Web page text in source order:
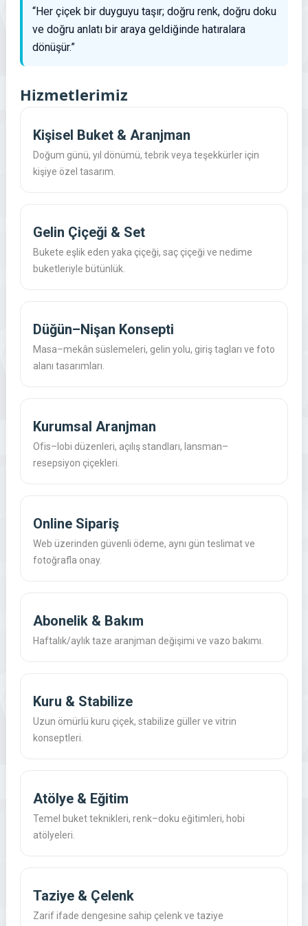
“Her çiçek bir duyguyu taşır; doğru renk, doğru doku
ve doğru anlatı bir araya geldiğinde hatıralara
dönüşür.”
Hizmetlerimiz
Kişisel Buket & Aranjman
Doğum günü, yıl dönümü, tebrik veya teşekkürler için
kişiye özel tasarım.
Gelin Çiçeği & Set
Bukete eşlik eden yaka çiçeği, saç çiçeği ve nedime
buketleriyle bütünlük.
Düğün–Nişan Konsepti
Masa–mekân süslemeleri, gelin yolu, giriş tagları ve foto
alanı tasarımları.
Kurumsal Aranjman
Ofis–lobi düzenleri, açılış standları, lansman–
resepsiyon çiçekleri.
Online Sipariş
Web üzerinden güvenli ödeme, aynı gün teslimat ve
fotoğrafla onay.
Abonelik & Bakım
Haftalık/aylık taze aranjman değişimi ve vazo bakımı.
Kuru & Stabilize
Uzun ömürlü kuru çiçek, stabilize güller ve vitrin
konseptleri.
Atölye & Eğitim
Temel buket teknikleri, renk–doku eğitimleri, hobi
atölyeleri.
Taziye & Çelenk
Zarif ifade dengesine sahip çelenk ve taziye